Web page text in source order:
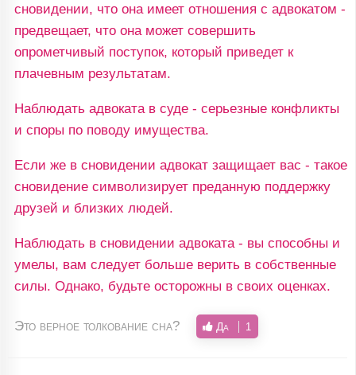
сновидении, что она имеет отношения с адвокатом -
предвещает, что она может совершить
опрометчивый поступок, который приведет к
плачевным результатам.
Наблюдать адвоката в суде - серьезные конфликты
и споры по поводу имущества.
Если же в сновидении адвокат защищает вас - такое
сновидение символизирует преданную поддержку
друзей и близких людей.
Наблюдать в сновидении адвоката - вы способны и
умелы, вам следует больше верить в собственные
силы. Однако, будьте осторожны в своих оценках.
Это верное толкование сна? Да 1